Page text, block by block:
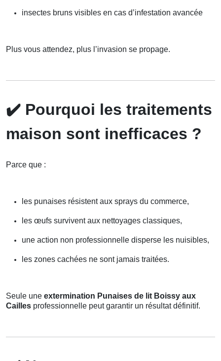
insectes bruns visibles en cas d’infestation avancée
Plus vous attendez, plus l’invasion se propage.
✔️ Pourquoi les traitements
maison sont inefficaces ?
Parce que :
les punaises résistent aux sprays du commerce,
les œufs survivent aux nettoyages classiques,
une action non professionnelle disperse les nuisibles,
les zones cachées ne sont jamais traitées.
Seule une extermination Punaises de lit Boissy aux
Cailles professionnelle peut garantir un résultat définitif.